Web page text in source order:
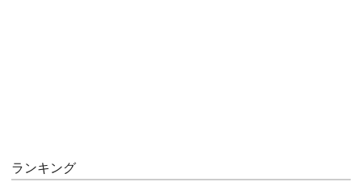
ランキング